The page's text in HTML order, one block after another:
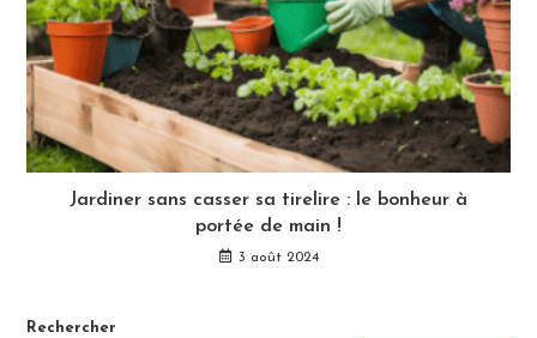
Jardiner sans casser sa tirelire : le bonheur à
portée de main !
3 août 2024
Rechercher